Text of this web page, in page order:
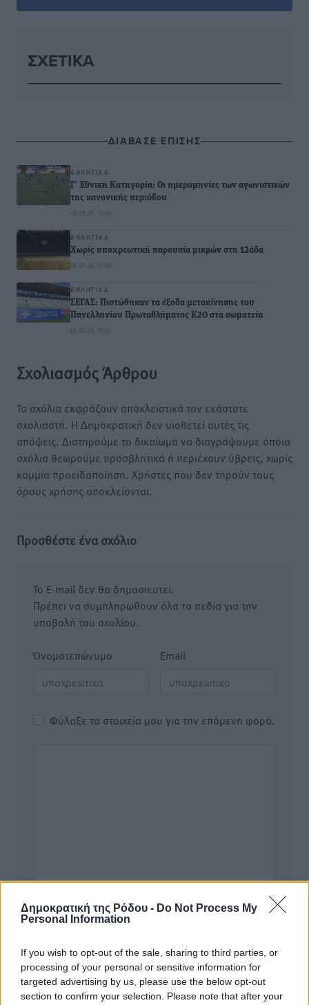
Δημοκρατική της Ρόδου - Do Not Process My
Personal Information
If you wish to opt-out of the sale, sharing to third parties, or
processing of your personal or sensitive information for
targeted advertising by us, please use the below opt-out
section to confirm your selection. Please note that after your
ΣΧΕΤΙΚΆ
ΔΙΑΒΑΣΕ ΕΠΙΣΗΣ
ΑΘΛΗΤΙΚΆ
Γ’ Εθνική Κατηγορία: Οι ημερομηνίες των αγωνιστικών
της κανονικής περιόδου
08.08.26 · 12:40
ΑΘΛΗΤΙΚΆ
Χωρίς υποχρεωτική παρουσία μικρών στη 12άδα
08.08.26 · 12:00
ΑΘΛΗΤΙΚΆ
ΣΕΓΑΣ: Πιστώθηκαν τα έξοδα μετακίνησης του
Πανελληνίου Πρωταθλήματος Κ20 στα σωματεία
08.08.26 · 10:51
Σχολιασμός Άρθρου
Τα σχόλια εκφράζουν αποκλειστικά τον εκάστοτε
σχολιαστή. Η Δημοκρατική δεν υιοθετεί αυτές τις
απόψεις. Διατηρούμε το δικαίωμα να διαγράψουμε όποια
σχόλια θεωρούμε προσβλητικά ή περιέχουν ύβρεις, χωρίς
καμμία προειδοποίηση. Χρήστες που δεν τηρούν τους
όρους χρήσης αποκλείονται.
Προσθέστε ένα σχόλιο
Το E-mail δεν θα δημοσιευτεί.
Πρέπει να συμπληρωθούν όλα τα πεδία για την
υποβολή του σχολίου.
Όνοματεπώνυμο Email
Φύλαξε τα στοιχεία μου για την επόμενη φορά.
Υπενθύμιση: